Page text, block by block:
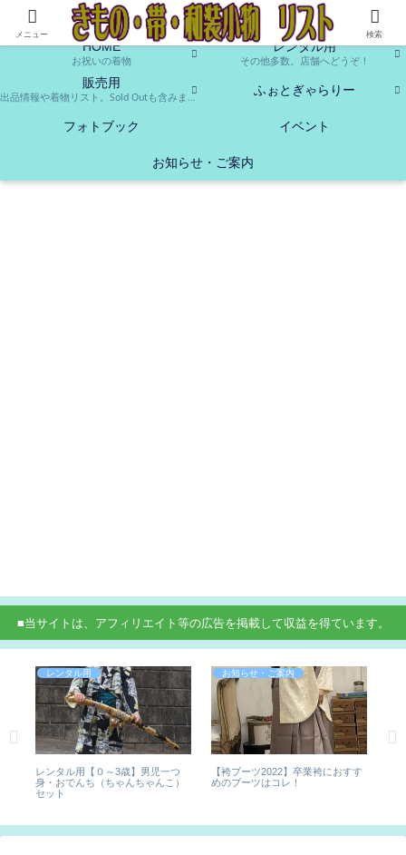
お貸し出し、販売致します。中古ですが、よろしかったらお使いください♪
HOME
お祝いの着物
レンタル用
その他多数。店舗へどうぞ！
販売用
出品情報や着物リスト。Sold Outも含みます。 ふぉとぎゃらりー
フォトブック イベント
お知らせ・ご案内
■当サイトは、アフィリエイト等の広告を掲載して収益を得ています。
レンタル用
レンタル用【０～3歳】男児一つ
身・おでんち（ちゃんちゃんこ）
セット
お知らせ・ご案内
【袴ブーツ2022】卒業袴におすす
めのブーツはコレ！
メニュー 検索